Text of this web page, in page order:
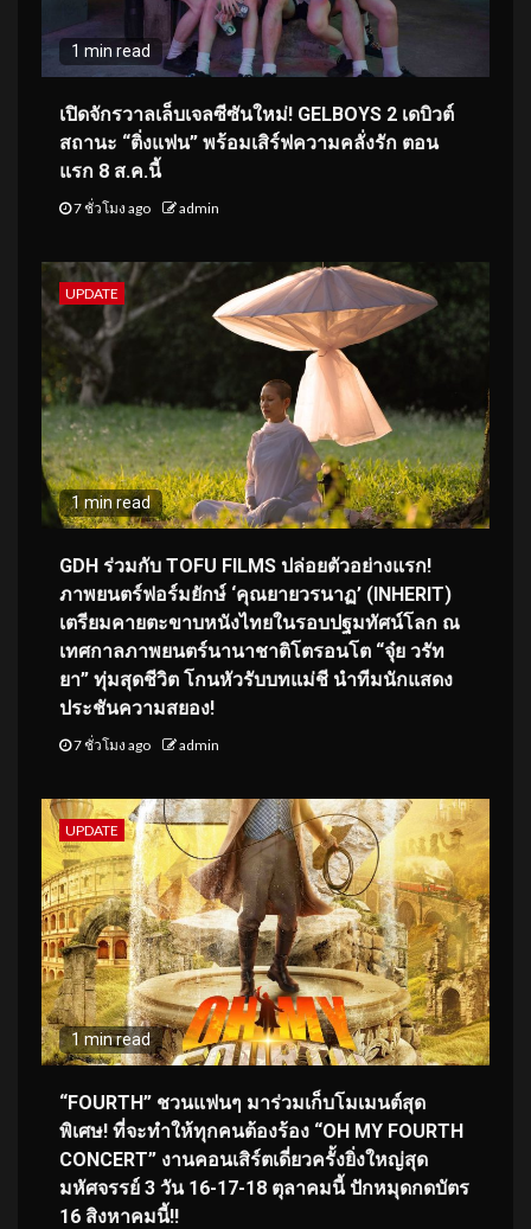
1 min read
เปิดจักรวาลเล็บเจลซีซันใหม่! GELBOYS 2 เดบิวต์
สถานะ “ติ่งแฟน” พร้อมเสิร์ฟความคลั่งรัก ตอน
แรก 8 ส.ค.นี้
7 ชั่วโมง ago admin
UPDATE
1 min read
GDH ร่วมกับ TOFU FILMS ปล่อยตัวอย่างแรก!
ภาพยนตร์ฟอร์มยักษ์ ‘คุณยายวรนาฏ’ (INHERIT)
เตรียมคายตะขาบหนังไทยในรอบปฐมทัศน์โลก ณ
เทศกาลภาพยนตร์นานาชาติโตรอนโต “จุ๋ย วรัท
ยา” ทุ่มสุดชีวิต โกนหัวรับบทแม่ชี นำทีมนักแสดง
ประชันความสยอง!
7 ชั่วโมง ago admin
UPDATE
1 min read
“FOURTH” ชวนแฟนๆ มาร่วมเก็บโมเมนต์สุด
พิเศษ! ที่จะทำให้ทุกคนต้องร้อง “OH MY FOURTH
CONCERT” งานคอนเสิร์ตเดี่ยวครั้งยิ่งใหญ่สุด
มหัศจรรย์ 3 วัน 16-17-18 ตุลาคมนี้ ปักหมุดกดบัตร
16 สิงหาคมนี้!!